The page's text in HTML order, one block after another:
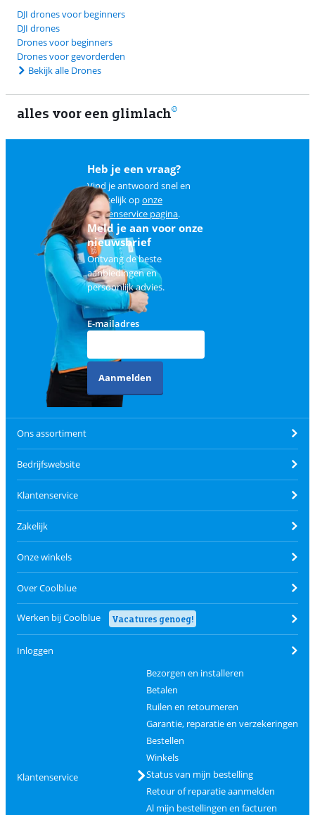
DJI drones voor beginners
DJI drones
Drones voor beginners
Drones voor gevorderden
Bekijk alle Drones
alles voor een glimlach
Heb je een vraag?
Vind je antwoord snel en
makkelijk oponze
klantenservice pagina.
Meld je aan voor onze
nieuwsbrief
Ontvang de beste
aanbiedingen en
persoonlijk advies.
E-mailadres
Aanmelden
Ons assortiment
Bedrijfswebsite
Klantenservice
Zakelijk
Onze winkels
Over Coolblue
Werken bij Coolblue Vacatures genoeg!
Inloggen
Klantenservice
Bezorgen en installeren
Betalen
Ruilen en retourneren
Garantie, reparatie en verzekeringen
Bestellen
Winkels
Status van mijn bestelling
Retour of reparatie aanmelden
Al mijn bestellingen en facturen